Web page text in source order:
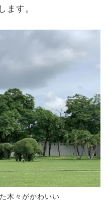
ます。
木々がかわいい